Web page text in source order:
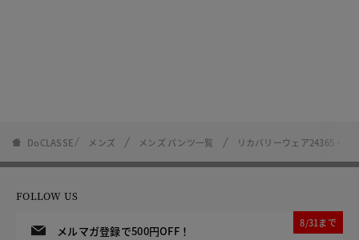
DoCLASSE メンズ メンズ パンツ一覧 リカバリーウェア24365・天
FOLLOW US
メルマガ登録で500円OFF！
8/31まで